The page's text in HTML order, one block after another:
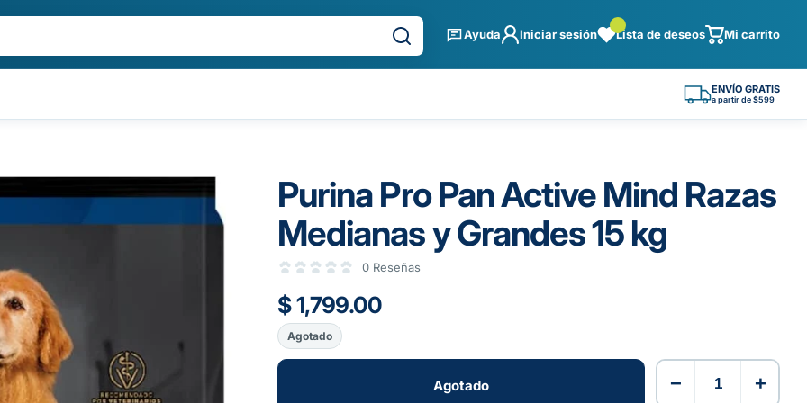
Ayuda Iniciar sesión Lista de deseos Mi carrito
ENVÍO GRATIS
a partir de $599
Purina Pro Pan Active Mind Razas
Medianas y Grandes 15 kg
0 Reseñas
$ 1,799.00
Agotado
Agotado
− +